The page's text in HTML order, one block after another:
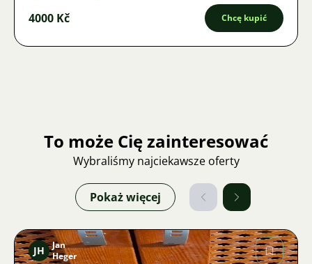
4000 Kč Chcę kupić
To może Cię zainteresować
Wybraliśmy najciekawsze oferty
Pokaż więcej
JH
Jan
Heger